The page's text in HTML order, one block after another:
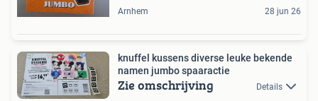
Arnhem 28 jun 26
knuffel kussens diverse leuke bekende
namen jumbo spaaractie
Zie omschrijving Details